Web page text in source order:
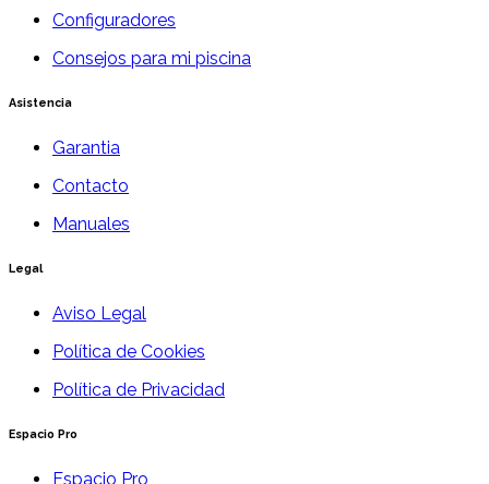
Configuradores
Consejos para mi piscina
Asistencia
Garantia
Contacto
Manuales
Legal
Aviso Legal
Política de Cookies
Política de Privacidad
Espacio Pro
Espacio Pro